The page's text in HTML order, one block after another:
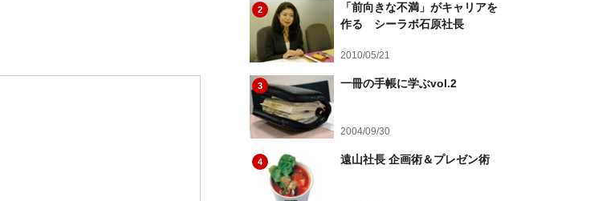
2
「前向きな不満」がキャリアを
作る シーラボ石原社長
2010/05/21
3 一冊の手帳に学ぶvol.2
2004/09/30
4 遠山社長 企画術＆プレゼン術